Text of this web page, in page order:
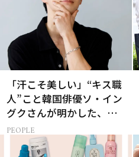
「汗こそ美しい」“キス職
人”こと韓国俳優ソ・イン
グクさんが明かした、惹
かれる人の条件とは
PEOPLE